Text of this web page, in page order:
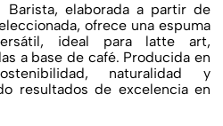
Barista, elaborada a partir de
ofrece una espuma
ideal para latte art,
a base de café. Producida en
naturalidad y
resultados de excelencia en